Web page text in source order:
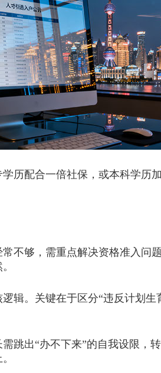
配合一倍社保，或本科学历
够，需重点解决资格准入问
。关键在于区分“违反计划生
出“办不下来”的自我设限，